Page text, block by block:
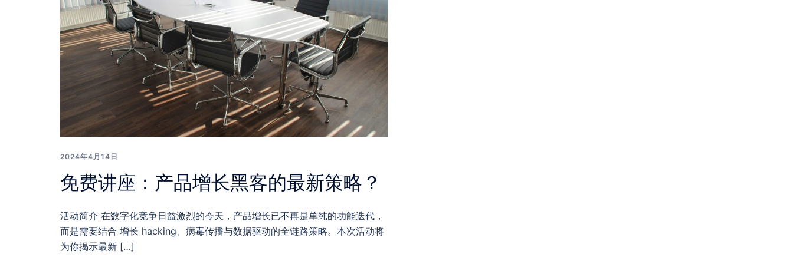
2024年4月14日
免费讲座：产品增长黑客的最新策略？
活动简介 在数字化竞争日益激烈的今天，产品增长已不再是单纯的功能迭代，
而是需要结合 增长 hacking、病毒传播与数据驱动的全链路策略。本次活动将
为你揭示最新 […]